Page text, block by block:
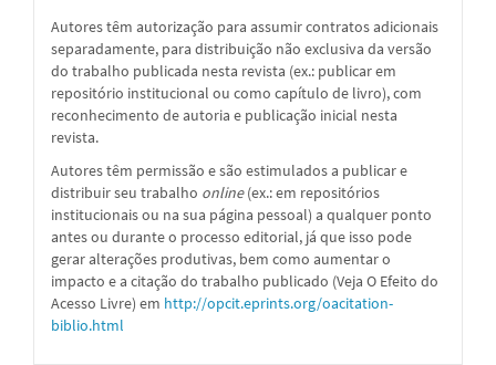
Autores têm autorização para assumir contratos adicionais
separadamente, para distribuição não exclusiva da versão
do trabalho publicada nesta revista (ex.: publicar em
repositório institucional ou como capítulo de livro), com
reconhecimento de autoria e publicação inicial nesta
revista.
Autores têm permissão e são estimulados a publicar e
distribuir seu trabalho online(ex.: em repositórios
institucionais ou na sua página pessoal) a qualquer ponto
antes ou durante o processo editorial, já que isso pode
gerar alterações produtivas, bem como aumentar o
impacto e a citação do trabalho publicado (Veja O Efeito do
Acesso Livre) em http://opcit.eprints.org/oacitation-
biblio.html